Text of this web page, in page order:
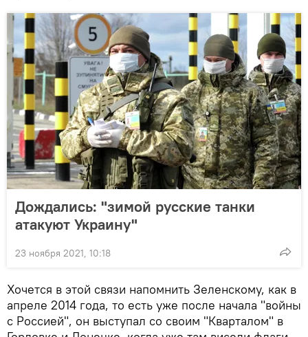
Дождались: "зимой русские танки
атакуют Украину"
23 ноября 2021, 10:18
Хочется в этой связи напомнить Зеленскому, как в
апреле 2014 года, то есть уже после начала "войны
с Россией", он выступал со своим "Кварталом" в